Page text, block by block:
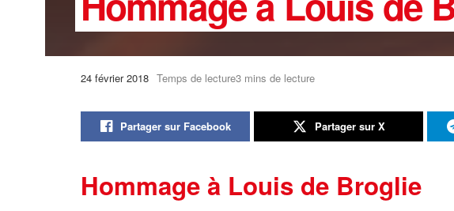
24 février 2018 Temps de lecture3 mins de lecture
Partager sur Facebook Partager sur X
Hommage à Louis de Broglie